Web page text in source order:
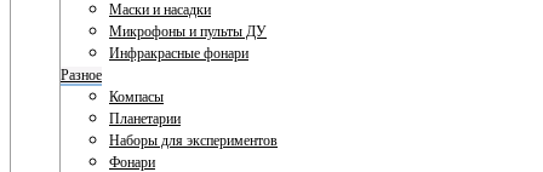
Маски и насадки
Микрофоны и пульты ДУ
Инфракрасные фонари
Разное
Компасы
Планетарии
Наборы для экспериментов
Фонари